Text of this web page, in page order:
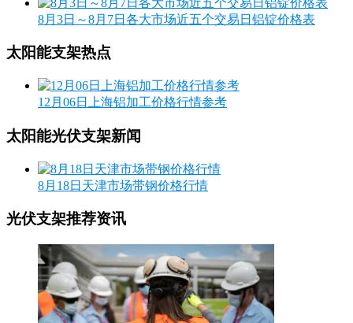
8月3日～8月7日各大市场近五个交易日铝锭价格表
太阳能支架热点
12月06日上海铝加工价格行情参考
太阳能光伏支架新闻
8月18日天津市场带钢价格行情
光伏支架推荐资讯